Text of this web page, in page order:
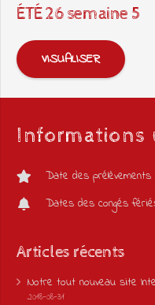
ÉTÉ 26 semaine 5
VISUALISER
Informations
Date des prélèvements
Dates des congés
Articles récents
Notre tout nouveau site
2018-08-31